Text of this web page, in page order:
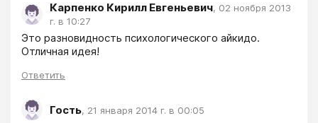
Карпенко Кирилл Евгеньевич, 02 ноября 2013
г. в 10:27
Это разновидность психологического айкидо.
Отличная идея!
Ответить
Гость, 21 января 2014 г. в 00:05